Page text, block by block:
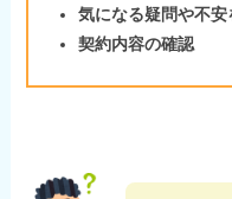
気になる疑問や不安
契約内容の確認